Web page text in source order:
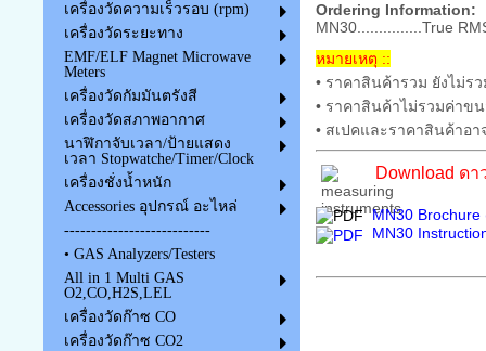
เครื่องวัดความเร็วรอบ (rpm)
เครื่องวัดระยะทาง
EMF/ELF Magnet Microwave
Meters
เครื่องวัดกัมมันตรังสี
เครื่องวัดสภาพอากาศ
นาฬิกาจับเวลา/ป้ายแสดง
เวลา Stopwatche/Timer/Clock
เครื่องชั่งน้ำหนัก
Accessories อุปกรณ์ อะไหล่
---------------------------
• GAS Analyzers/Testers
All in 1 Multi GAS
O2,CO,H2S,LEL
เครื่องวัดก๊าซ CO
เครื่องวัดก๊าซ CO2
Ordering Information:
MN30...............True
หมายเหตุ ::
• ราคาสินค้ารวม ยังไม่ร
• ราคาสินค้าไม่รวมค่าข
• สเปคและราคาสินค้าอ
Download ด
MN30 Brochure
MN30